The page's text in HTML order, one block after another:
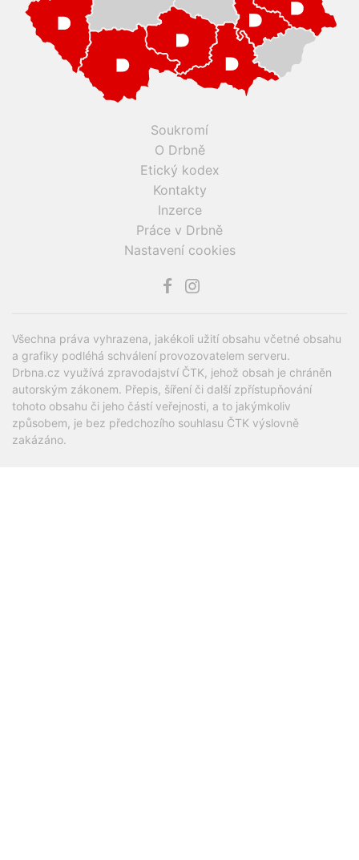
Soukromí
O Drbně
Etický kodex
Kontakty
Inzerce
Práce v Drbně
Nastavení cookies
Všechna práva vyhrazena, jakékoli užití obsahu včetné obsahu
a grafiky podléhá schválení provozovatelem serveru.
Drbna.cz využívá zpravodajství ČTK, jehož obsah je chráněn
autorským zákonem. Přepis, šíření či další zpřístupňování
tohoto obsahu či jeho částí veřejnosti, a to jakýmkoliv
způsobem, je bez předchozího souhlasu ČTK výslovně
zakázáno.